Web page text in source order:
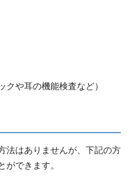
クや耳の機能検査など）
法はありませんが、下記の方
できます。